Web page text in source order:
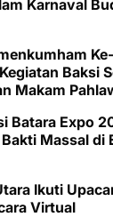
Karnaval
Baksi
Makam
Batara Expo
Massal di
Ikuti
Virtual